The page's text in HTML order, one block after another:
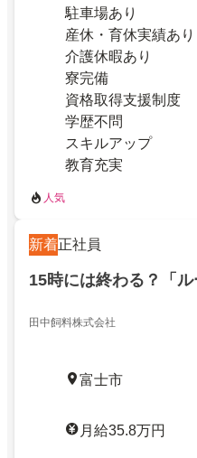
駐車場あり
産休・育休実績あり
介護休暇あり
寮完備
資格取得支援制度
学歴不問
スキルアップ
教育充実
人気
新着正社員
15時には終わる？「
田中飼料株式会社
富士市
月給35.8万円